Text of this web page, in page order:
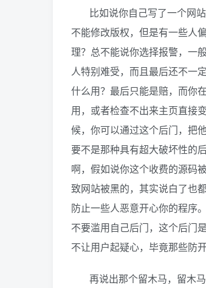
比如说你自己写了一个网
不能修改版权，但是有一些人
理？总不能说你选择报警，一
人特别难受，而且最后还不一
什么用？最后只能是赔，而你
用，或者检查不出来主页直接
候，你可以通过这个后门，把
要不是那种具有超大破坏性的
啊，假如说你这个收费的源码
致网站被黑的，其实说白了也
防止一些人恶意开心你的程序
不要滥用自己后门，这个后门
不让用户起疑心，毕竟那些防
再说出那个留木马，留木